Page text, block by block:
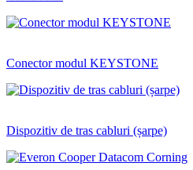
Conector modul KEYSTONE
Dispozitiv de tras cabluri (șarpe)